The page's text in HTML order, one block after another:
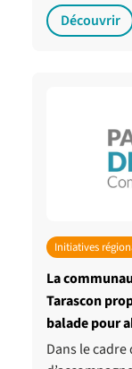
Découvrir
Initiatives
La
Tarascon
balade pour
Dans le